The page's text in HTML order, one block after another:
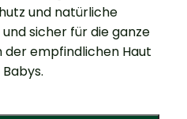
und natürliche
sicher für die ganze
der empfindlichen Haut